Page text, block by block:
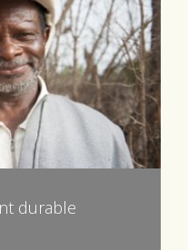
durable